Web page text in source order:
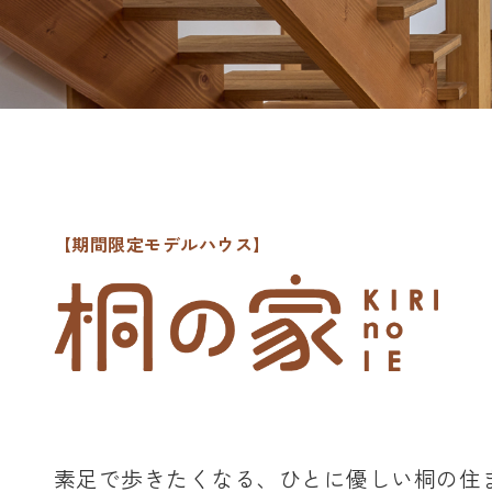
【期間限定モデルハウス】
素足で歩きたくなる、ひとに優しい桐の住